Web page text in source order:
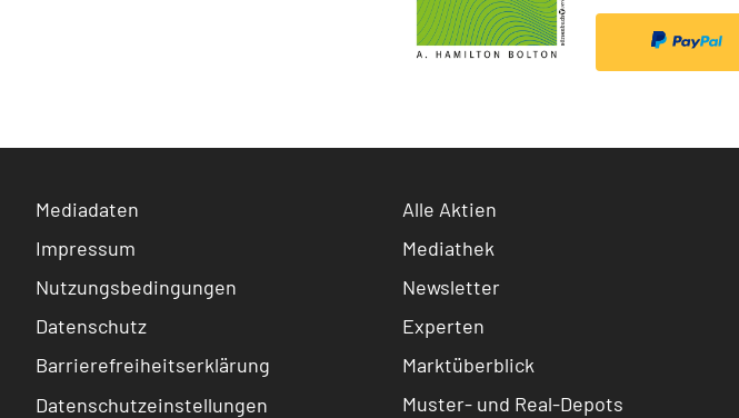
Mediadaten
Impressum
Nutzungsbedingungen
Datenschutz
Barrierefreiheitserklärung
Datenschutzeinstellungen
Alle Aktien
Mediathek
Newsletter
Experten
Marktüberblick
Muster- und Real-Depots